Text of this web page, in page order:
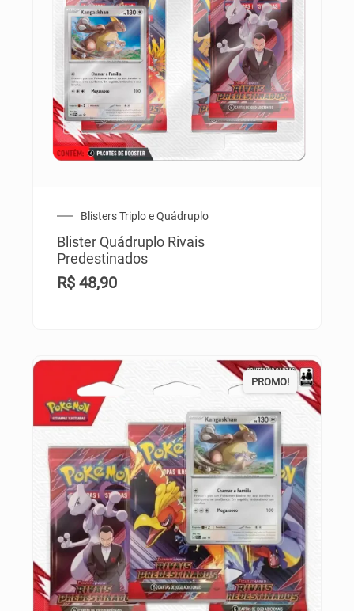
Blisters Triplo e Quádruplo
Blister Quádruplo Rivais
Predestinados
R$ 48,90
PROMO!